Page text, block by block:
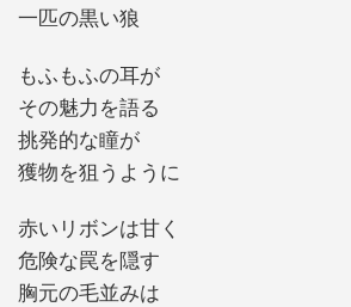
一匹の黒い狼
もふもふの耳が
その魅力を語る
挑発的な瞳が
獲物を狙うように
赤いリボンは甘く
危険な罠を隠す
胸元の毛並みは